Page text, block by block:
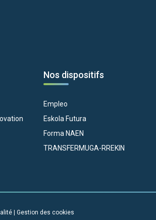
Nos dispositifs
Empleo
Eskola Futura
Forma NAEN
TRANSFERMUGA-RREKIN
Gestion des cookies